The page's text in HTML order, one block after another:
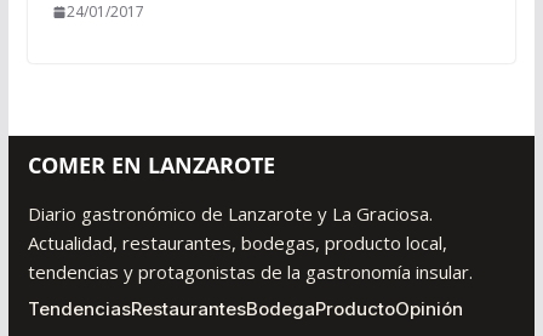
24/01/2017
COMER EN LANZAROTE
Diario gastronómico de Lanzarote y La Graciosa.
Actualidad, restaurantes, bodegas, producto local,
tendencias y protagonistas de la gastronomía insular.
TendenciasRestaurantesBodegaProductoOpinión